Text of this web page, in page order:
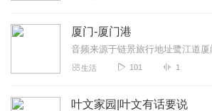
厦门-厦门港
生活 101 1
叶文家园|叶文有话要说